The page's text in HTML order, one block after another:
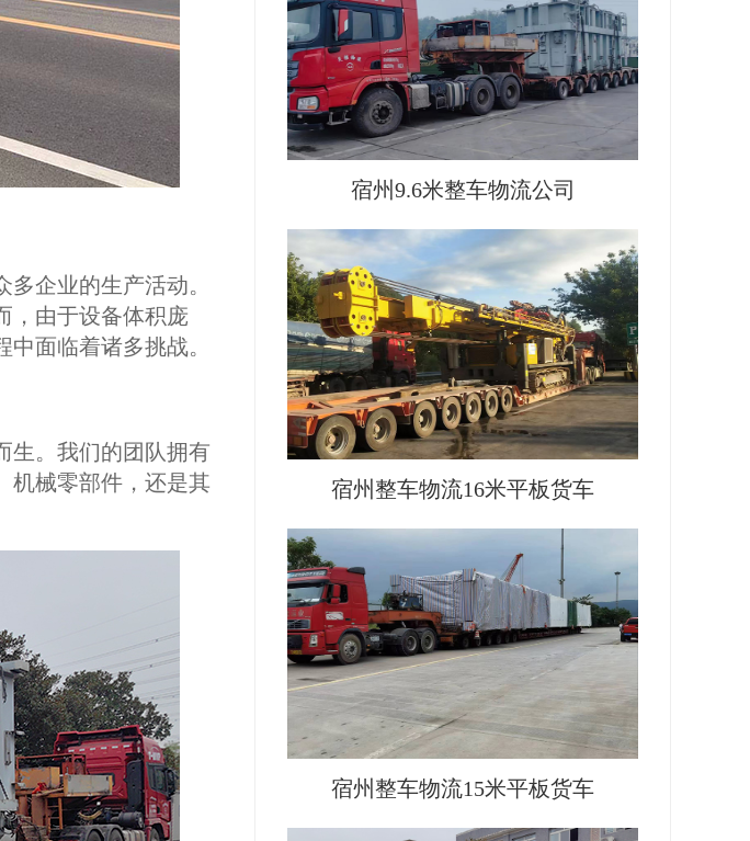
企业的生产活动。
，由于设备体积庞
面临着诸多挑战。
。我们的团队拥有
机械零部件，还是其
宿州9.6米整车物流公司
宿州整车物流16米平板货车
宿州整车物流15米平板货车